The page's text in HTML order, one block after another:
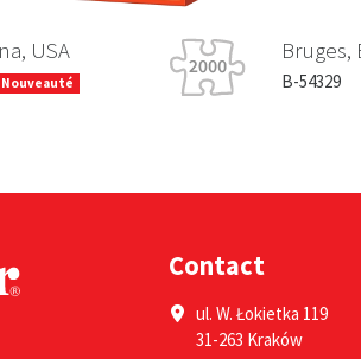
USA
Nouveauté
Bruges,
B-54329
Contact
ul. W. Łokietka 119
31-263 Kraków